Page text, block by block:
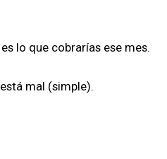
lo que cobrarías ese mes.
mal (simple).